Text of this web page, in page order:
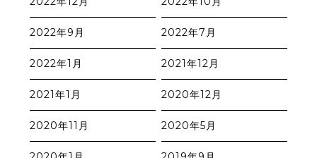
2022年9月 2022年7月
2022年1月 2021年12月
2021年1月 2020年12月
2020年11月 2020年5月